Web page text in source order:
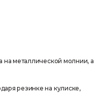
на металлической молнии, а
резинке на кулиске,